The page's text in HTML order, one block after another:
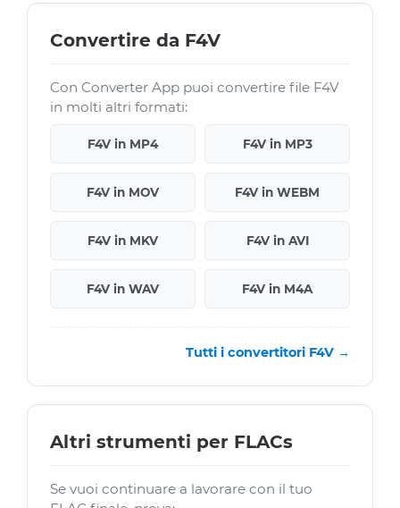
Convertire da F4V
Con Converter App puoi convertire file F4V
in molti altri formati:
F4V in MP4 F4V in MP3
F4V in MOV F4V in WEBM
F4V in MKV F4V in AVI
F4V in WAV F4V in M4A
Tutti i convertitori F4V →
Altri strumenti per FLACs
Se vuoi continuare a lavorare con il tuo